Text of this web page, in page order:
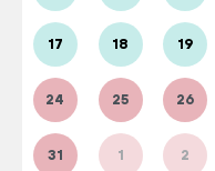
17 18 19
24 25 26
31 1 2